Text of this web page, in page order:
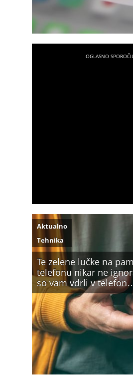
Te zelene lučke na
telefonu nikar ne
so vam vdrli v
Aktualno
Tehnika